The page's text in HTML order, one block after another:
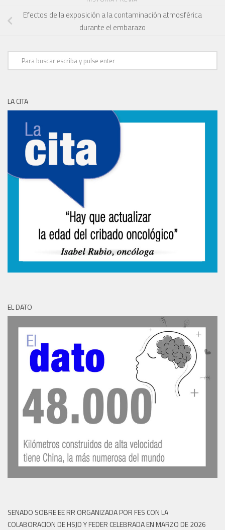
Efectos de la exposición a la contaminación atmosférica
durante el embarazo
LA CITA
EL DATO
SENADO SOBRE EE RR ORGANIZADA POR FES CON LA
COLABORACION DE HSJD Y FEDER CELEBRADA EN MARZO DE 2026